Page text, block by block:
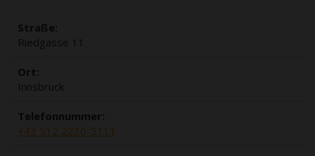
Straße:
Riedgasse 11
Ort:
Innsbruck
Telefonnummer:
+43 512 2230-5111